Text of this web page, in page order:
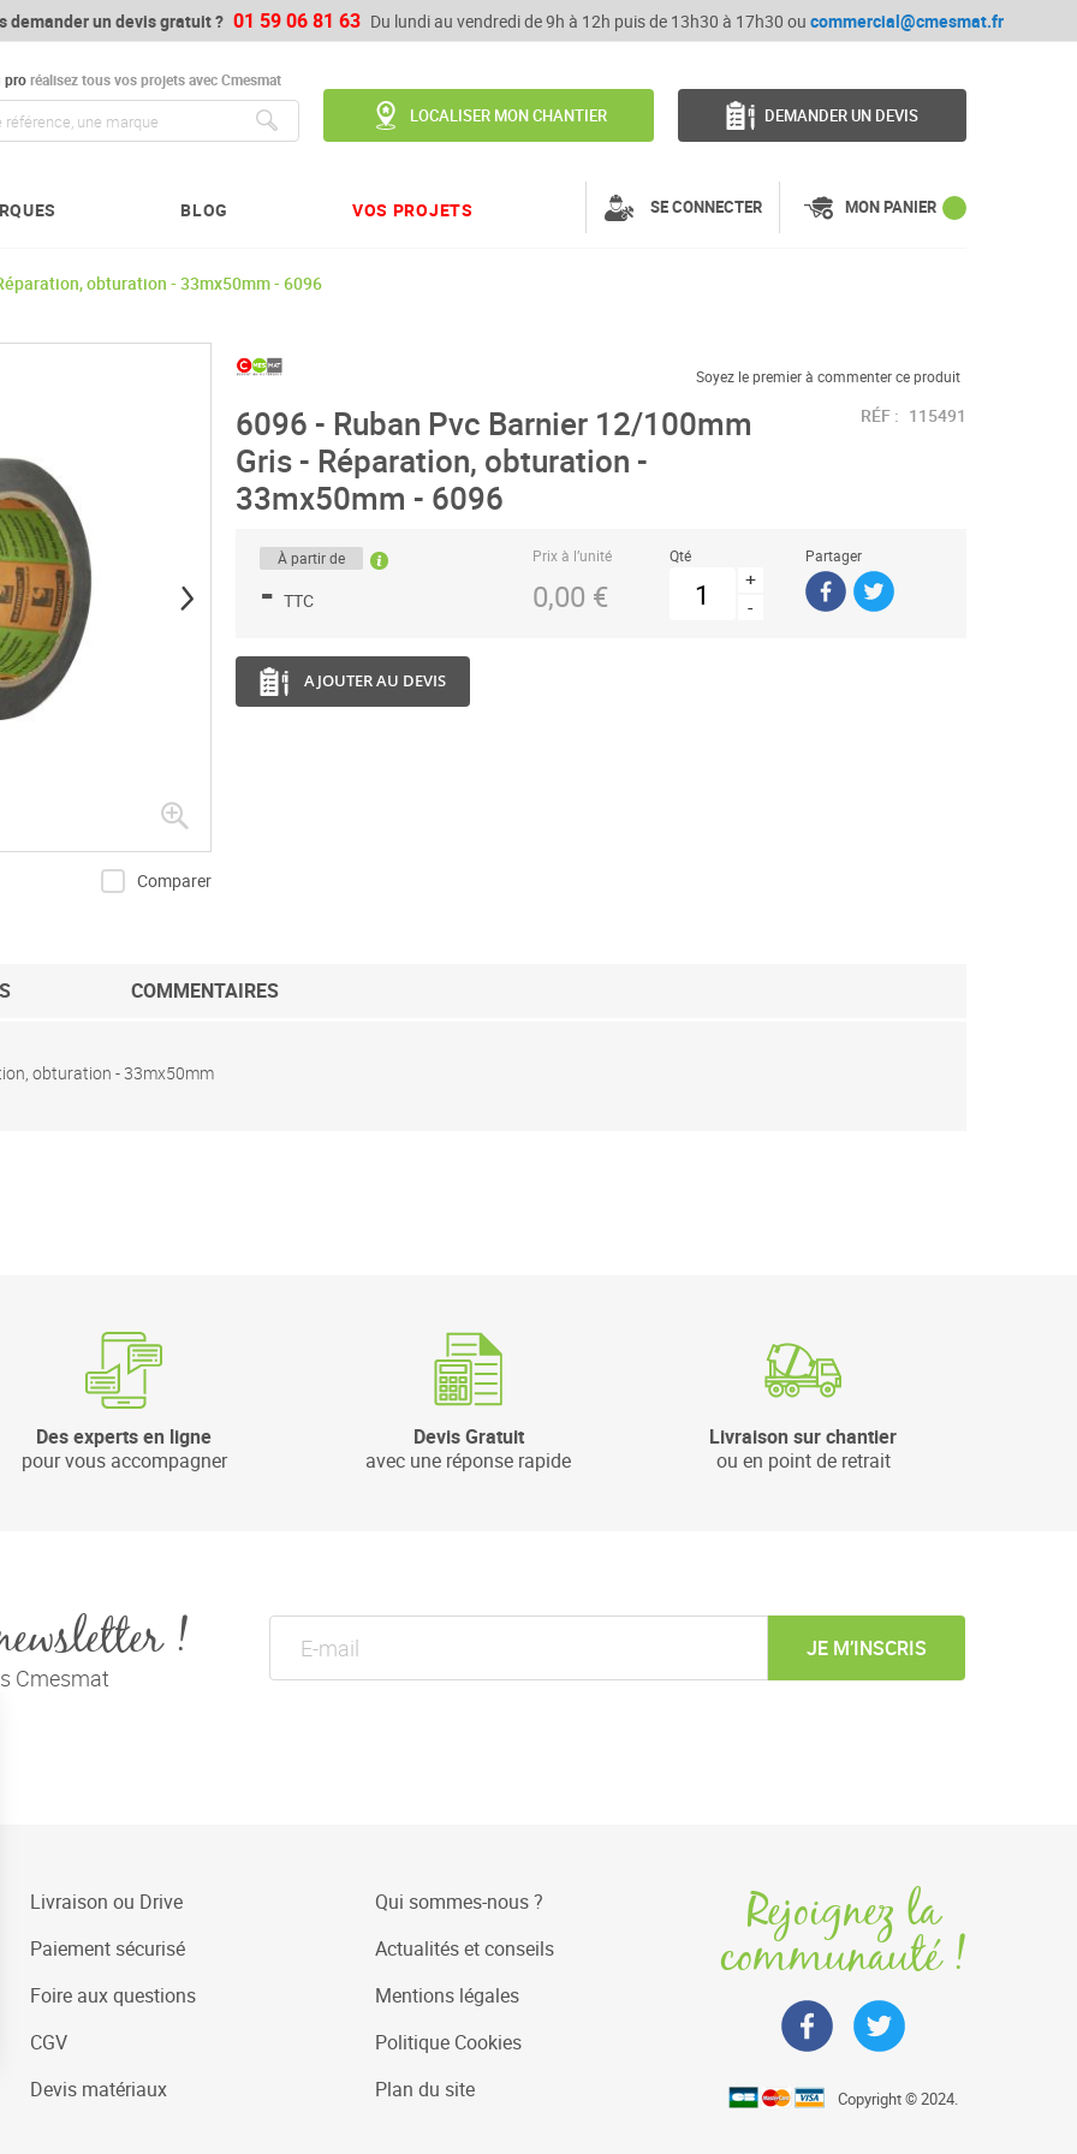
demander un devis gratuit ? 01 59 06 81 63 Du lundi au vendredi de 9h à 12h puis de 13h30 à 17h30 ou commercial@cmesmat.fr
proréalisez tous vos projets avec Cmesmat
LOCALISER MON CHANTIER DEMANDER UN DEVIS
BLOG VOS PROJETS SE CONNECTER MON PANIER
obturation - 33mx50mm - 6096
Comparer
Soyez le premier à commenter ce produit
6096 - Ruban Pvc Barnier 12/100mm
Gris - Réparation, obturation -
33mx50mm - 6096
RÉF : 115491
À partir de
- TTC
Prix à l’unité
0,00 €
Qté
+
-
Partager
AJOUTER AU DEVIS
obturation - 33mx50mm
COMMENTAIRES
Des experts en ligne
pour vous accompagner
Devis Gratuit
avec une réponse rapide
Livraison sur chantier
ou en point de retrait
!
Cmesmat
JE M’INSCRIS
Livraison ou Drive
Paiement sécurisé
Foire aux questions
CGV
Devis matériaux
Qui sommes-nous ?
Actualités et conseils
Mentions légales
Politique Cookies
Plan du site
Rejoignez la
communauté !
Copyright © 2024.